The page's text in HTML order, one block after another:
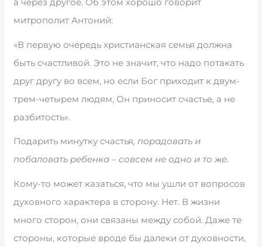
митрополит Антоний:
«В первую очередь христианская семья должна
быть счастливой. Это не значит, что надо потакать
друг другу во всем, но если Бог приходит к двум-
трем-четырем людям, Он приносит счастье, а не
разбитость».
Подарить минутку счастья, порадовать и
побаловать ребенка – совсем не одно и то же.
Кому-то может казаться, что мы ушли от вопросов
духовного характера в сторону. Нет. В жизни
много сторон, они связаны между собой. Даже те
стороны, которые вроде бы далеки от духовности,